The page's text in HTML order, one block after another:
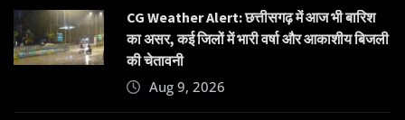
CG Weather Alert: छत्तीसगढ़ में आज भी बारिश
का असर, कई जिलों में भारी वर्षा और आकाशीय बिजली
की चेतावनी
Aug 9, 2026